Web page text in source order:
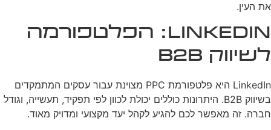
את העין.
LinkedIn: הפלטפורמה
לשיווק B2B
LinkedIn היא פלטפורמת PPC מצוינת עבור עסקים המתמקדים
בשיווק B2B. היתרונות כוללים יכולת לכוון לפי תפקיד, תעשייה, וגודל
חברה. זה מאפשר לכם להגיע לקהל יעד מקצועי ומדויק מאוד.